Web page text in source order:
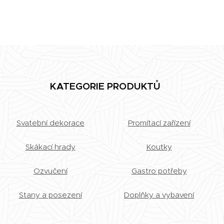
KATEGORIE PRODUKTŮ
Svatební dekorace
Skákací hrady
Ozvučení
Stany a posezení
Promítací zařízení
Koutky
Gastro potřeby
Doplňky a vybavení